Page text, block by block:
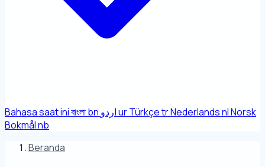
Bahasa saat iniবাংলাbn اردوurTürkçetrNederlandsnlNorsk
Bokmålnb
Beranda